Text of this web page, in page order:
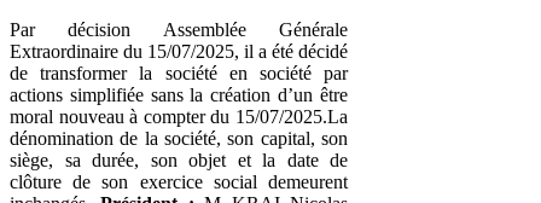
Par décision Assemblée Générale
Extraordinaire du 15/07/2025, il a été décidé
de transformer la société en société par
actions simplifiée sans la création d’un être
moral nouveau à compter du 15/07/2025.La
dénomination de la société, son capital, son
siège, sa durée, son objet et la date de
clôture de son exercice social demeurent